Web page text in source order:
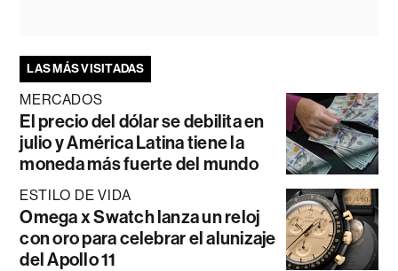
LAS MÁS VISITADAS
MERCADOS
El precio del dólar se debilita en
julio y América Latina tiene la
moneda más fuerte del mundo
ESTILO DE VIDA
Omega x Swatch lanza un reloj
con oro para celebrar el alunizaje
del Apollo 11